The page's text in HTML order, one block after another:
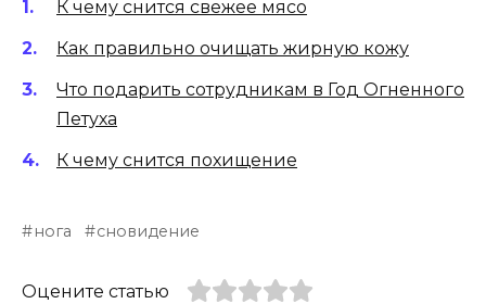
К чему снится свежее мясо
Как правильно очищать жирную кожу
Что подарить сотрудникам в Год Огненного
Петуха
К чему снится похищение
нога сновидение
Оцените статью